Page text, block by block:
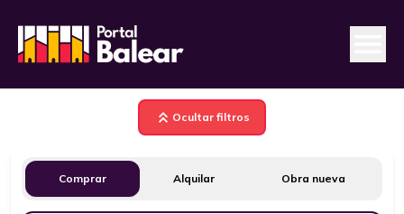
Ocultar filtros
Comprar Alquilar Obra nueva